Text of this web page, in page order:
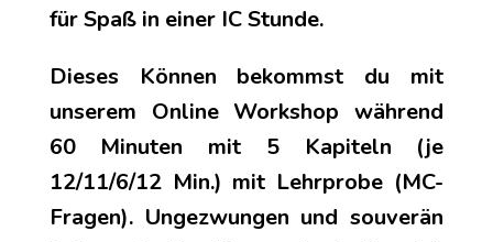
für Spaß in einer IC Stunde.
Dieses Können bekommst du mit
unserem Online Workshop während
60 Minuten mit 5 Kapiteln (je
12/11/6/12 Min.) mit Lehrprobe (MC-
Fragen). Ungezwungen und souverän